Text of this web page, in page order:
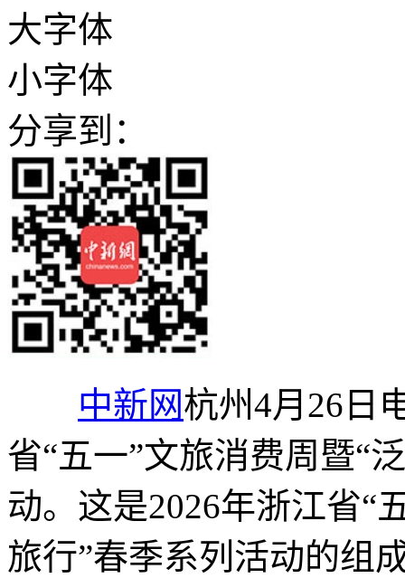
大字体
小字体
分享到：
中新网杭州4月26日
省“五一”文旅消费周暨“
动。这是2026年浙江省“
旅行”春季系列活动的组